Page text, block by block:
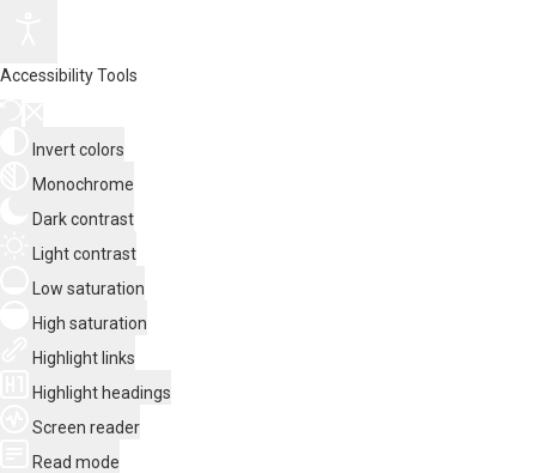
Accessibility Tools
Invert colors
Monochrome
Dark contrast
Light contrast
Low saturation
High saturation
Highlight links
Highlight headings
Screen reader
Read mode